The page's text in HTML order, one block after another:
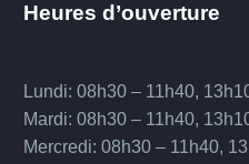
Heures d’ouverture
Lundi: 08h30 – 11h40,
Mardi: 08h30 – 11h40,
Mercredi: 08h30 – 11h40,